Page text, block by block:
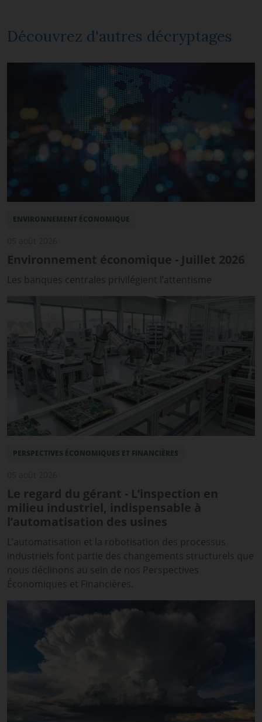
Découvrez d'autres décryptages
ENVIRONNEMENT ÉCONOMIQUE
Environnement économique - Juillet 2026
Les banques centrales privilégient l’attentisme
PERSPECTIVES ÉCONOMIQUES ET FINANCIÈRES
Le regard du gérant - L’inspection en
milieu industriel, indispensable à
l’automatisation des usines
L’automatisation et la robotisation des processus
industriels font partie des changements structurels que
nous déclinons au sein de nos Perspectives
Économiques et Financières.